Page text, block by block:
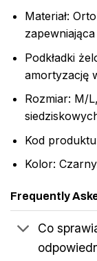
Materiał:
Podkładki
amortyzację
Rozmiar: M/
Kod
Kolor:
Frequently
Co